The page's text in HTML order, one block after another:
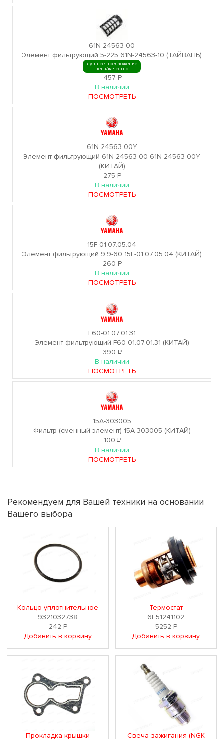
61N-24563-00
Элемент фильтрующий 5-225 61N-24563-10 (ТАЙВАНЬ)
лучшее предложение
цена/качество
457 Р
В наличии
ПОСМОТРЕТЬ
61N-24563-00Y
Элемент фильтрующий 61N-24563-00 61N-24563-00Y
(КИТАЙ)
275Р
В наличии
ПОСМОТРЕТЬ
15F-01.07.05.04
Элемент фильтрующий 9.9-60 15F-01.07.05.04 (КИТАЙ)
260Р
В наличии
ПОСМОТРЕТЬ
F60-01.07.01.31
Элемент фильтрующий F60-01.07.01.31 (КИТАЙ)
390Р
В наличии
ПОСМОТРЕТЬ
15A-303005
Фильтр (сменный элемент) 15A-303005 (КИТАЙ)
100 Р
В наличии
ПОСМОТРЕТЬ
Рекомендуем для Вашей техники на основании
Вашего выбора
Кольцо уплотнительное
9321032738
242Р
Добавить в корзину
Термостат
6E51241102
5252Р
Добавить в корзину
Прокладка крышки Свеча зажигания (NGK